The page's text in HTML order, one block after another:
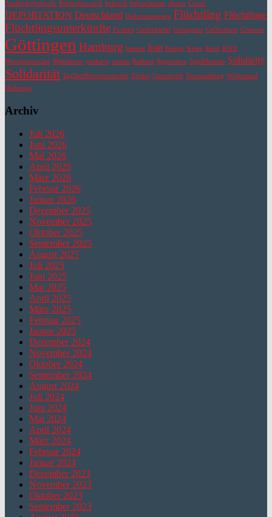
Ausländerbehörde Behördenwatch belouch belouchistan choice Comic
DEPORTATION Deutschland Diskriminierung Flüchtling Flüchtlinge
Flüchtlingsunterkünfte Freiheit Gedenktafel Gefangene Geflüchtete Grenzen
Göttingen Hamburg human Iran Kongo Krieg Kurd KWZ
Menschenrechte Mittelmeer poskarte racism Rathaus Repression SajidHussain Solidarity
Solidarität TagDerMenschenrechte Türkei Unterkunft Veranstaltung Widerstand
Wohnung
Archiv
Juli 2026
Juni 2026
Mai 2026
April 2026
März 2026
Februar 2026
Januar 2026
Dezember 2025
November 2025
Oktober 2025
September 2025
August 2025
Juli 2025
Juni 2025
Mai 2025
April 2025
März 2025
Februar 2025
Januar 2025
Dezember 2024
November 2024
Oktober 2024
September 2024
August 2024
Juli 2024
Juni 2024
Mai 2024
April 2024
März 2024
Februar 2024
Januar 2024
Dezember 2023
November 2023
Oktober 2023
September 2023